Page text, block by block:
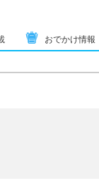
おでかけ情報